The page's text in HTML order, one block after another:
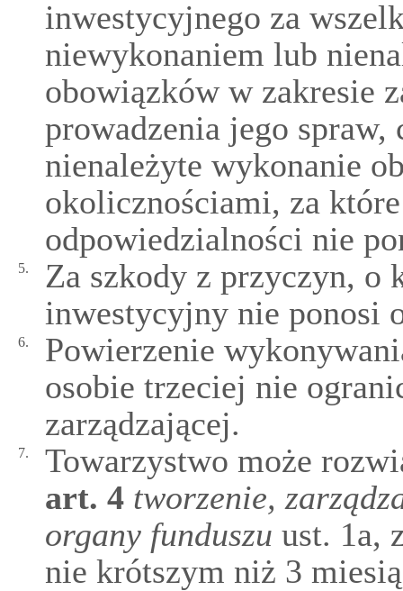
inwestycyjnego za
niewykonaniem lub
obowiązków w zakresie
prowadzenia jego
nienależyte wykonanie
okolicznościami, za które
odpowiedzialności nie
5.
Za szkody z przyczyn, o
inwestycyjny nie ponosi
6.
Powierzenie
osobie trzeciej nie
zarządzającej.
7.
Towarzystwo może
art. 4 tworzenie,
organy funduszu ust. 1a,
nie krótszym niż 3